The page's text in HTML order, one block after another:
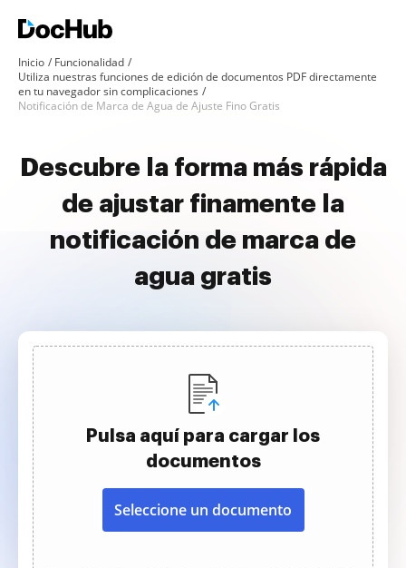
Inicio
Funcionalidad
Utiliza nuestras funciones de edición de documentos PDF directamente
en tu navegador sin complicaciones
Notificación de Marca de Agua de Ajuste Fino Gratis
Descubre la forma más rápida
de ajustar finamente la
notificación de marca de
agua gratis
Pulsa aquí para cargar los
documentos
Seleccione un documento